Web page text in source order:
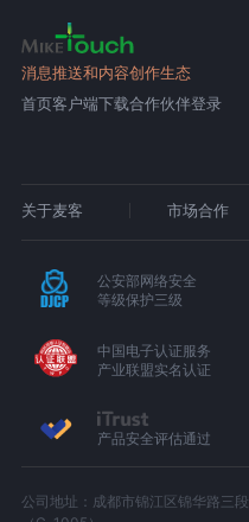
消息推送和内容创作生态
首页客户端下载合作伙伴登录
关于麦客 市场合作
公安部网络安全
等级保护三级
中国电子认证服务
产业联盟实名认证
产品安全评估通过
公司地址：成都市锦江区锦华路三